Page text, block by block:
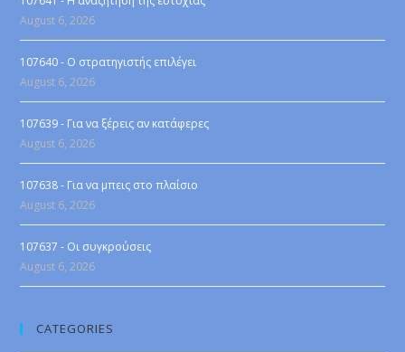
August 6, 2026
107640 - Ο στρατηγιστής επιλέγει
August 6, 2026
107639 - Για να ξέρεις αν κατάφερες
August 6, 2026
107638 - Για να μπεις στο πλαίσιο
August 6, 2026
107637 - Οι συγκρούσεις
August 6, 2026
CATEGORIES